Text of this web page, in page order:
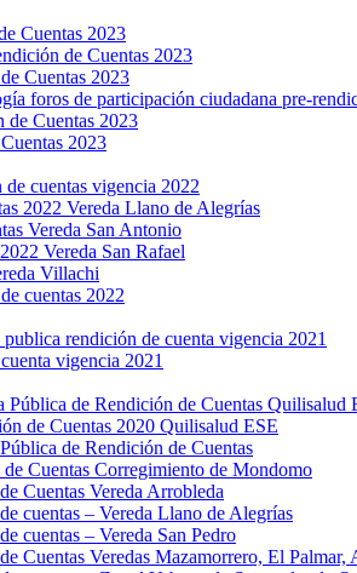
Cuentas 2023
de Cuentas 2023
Cuentas 2023
foros de participación ciudadana pre-
de Cuentas 2023
2023
cuentas vigencia 2022
2022 Vereda Llano de Alegrías
Vereda San Antonio
Vereda San Rafael
Villachi
cuentas 2022
rendición de cuenta vigencia 2021
vigencia 2021
Pública de Rendición de Cuentas Quilisalud
de Cuentas 2020 Quilisalud ESE
de Rendición de Cuentas
Cuentas Corregimiento de Mondomo
Cuentas Vereda Arrobleda
cuentas – Vereda Llano de Alegrías
cuentas – Vereda San Pedro
Cuentas Veredas Mazamorrero, El